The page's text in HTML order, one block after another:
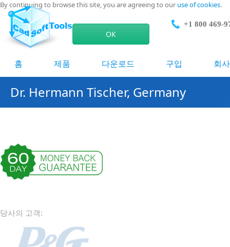
By continuing to browse this site, you are agreeing to our use of cookies.
ОК
+1 800 469-
홈 제품 다운로드 구입 회사
Dr. Hermann Tischer, Germany
당사의 고객: